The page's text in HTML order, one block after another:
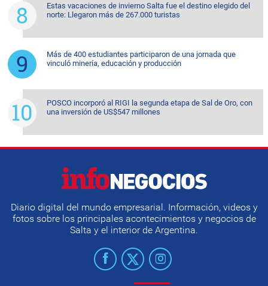
Estas vacaciones de invierno Salta fue el destino elegido del
norte: Llegaron más de 267.000 turistas
Más de 400 estudiantes participaron de una jornada que
vinculó minería, educación y producción
POSCO incorporó al RIGI la segunda etapa de Sal de Oro, con
una inversión de US$547 millones
Diario digital del mundo empresarial. Información, videos y
fotos sobre los principales acontecimientos y negocios de
Salta y el interior de Argentina.